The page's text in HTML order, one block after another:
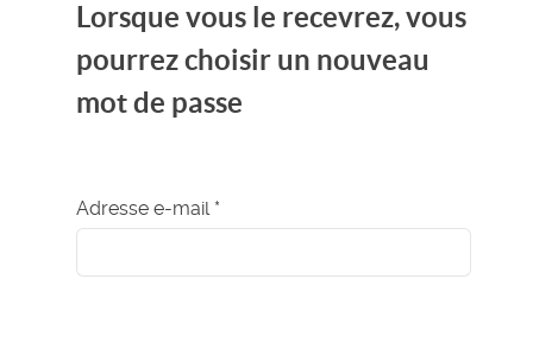
Lorsque vous le recevrez, vous
pourrez choisir un nouveau
mot de passe
Adresse e-mail*